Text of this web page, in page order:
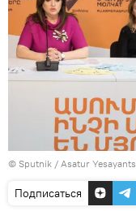
© Sputnik / Asatur Yesayants
Подписаться